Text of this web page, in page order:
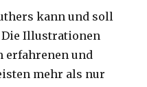
kann und soll
Illustrationen
erfahrenen und
mehr als nur